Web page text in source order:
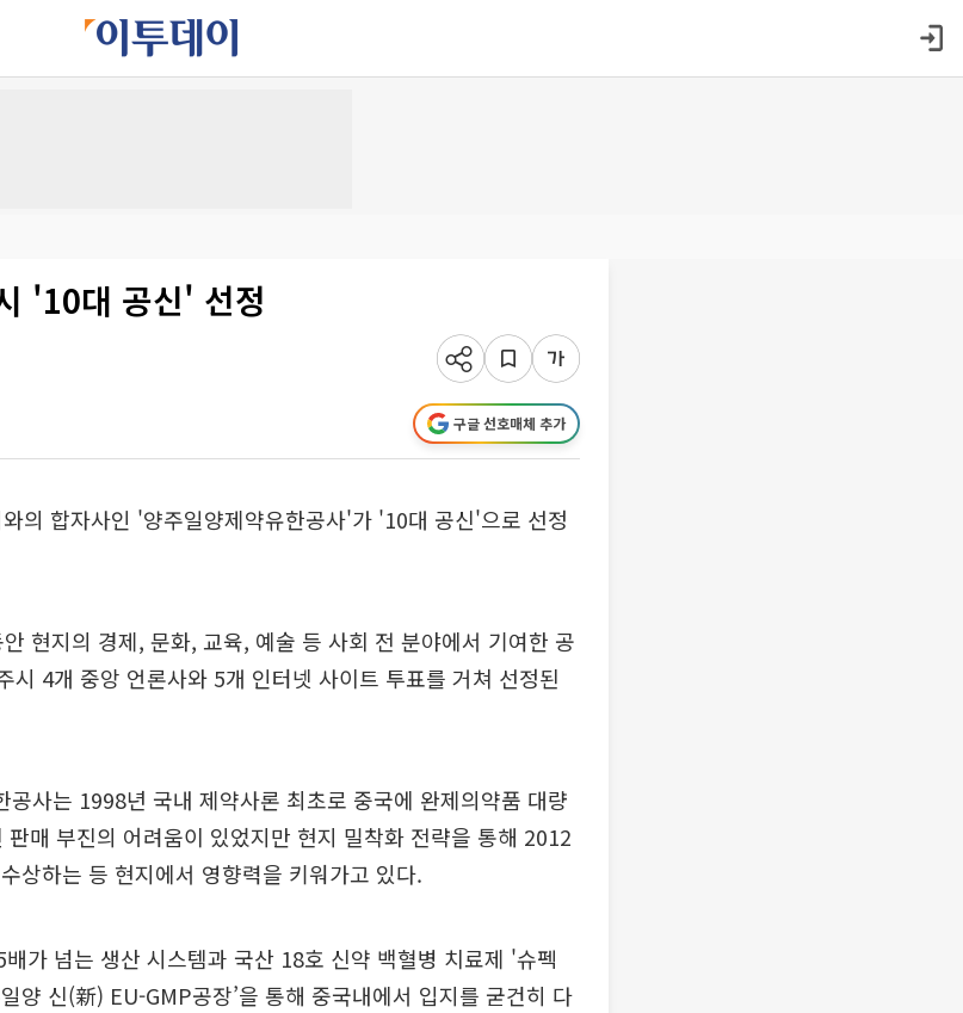
'10대 공신' 선정
구글 선호매체 추가
의 합자사인 '양주일양제약유한공사'가 '10대 공신'으로 선정
현지의 경제, 문화, 교육, 예술 등 사회 전 분야에서 기여한 공
시 4개 중앙 언론사와 5개 인터넷 사이트 투표를 거쳐 선정된
공사는 1998년 국내 제약사론 최초로 중국에 완제의약품 대량
매 부진의 어려움이 있었지만 현지 밀착화 전략을 통해 2012
상하는 등 현지에서 영향력을 키워가고 있다.
가 넘는 생산 시스템과 국산 18호 신약 백혈병 치료제 '슈펙
양 신(新) EU-GMP공장’을 통해 중국내에서 입지를 굳건히 다